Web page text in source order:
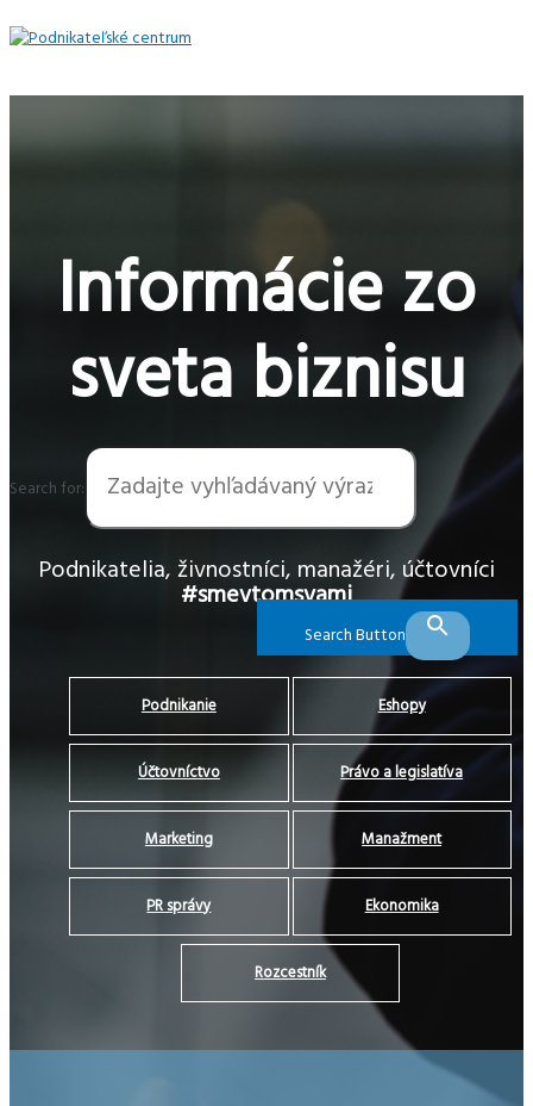
Preskočiť
na
Menu
Informácie zo
sveta biznisu
Search for:
Search Button
Podnikatelia, živnostníci, manažéri, účtovníci
#smevtomsvami
Podnikanie Eshopy
Účtovníctvo Právo a legislatíva
Marketing Manažment
PR správy Ekonomika
Rozcestník